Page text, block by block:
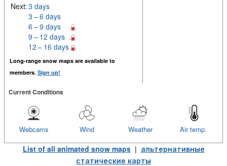
Next:3 days
3 – 6 days
6 – 9 days
9 – 12 days
12 – 16 days
Long-range snow maps are available to
members. Sign up!
Current Conditions
Air temp.
Weather
Wind
Webcams
List of all animated snow maps| альтернативные
статические карты